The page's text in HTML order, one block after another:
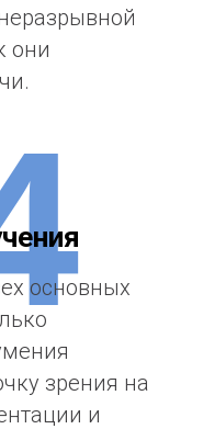
а также её
и
основных